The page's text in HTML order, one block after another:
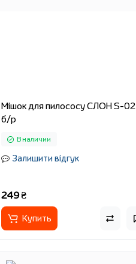
Мішок для пилососу СЛОН S-02
б/р
В наличии
Залишити відгук
249 ₴
Купить